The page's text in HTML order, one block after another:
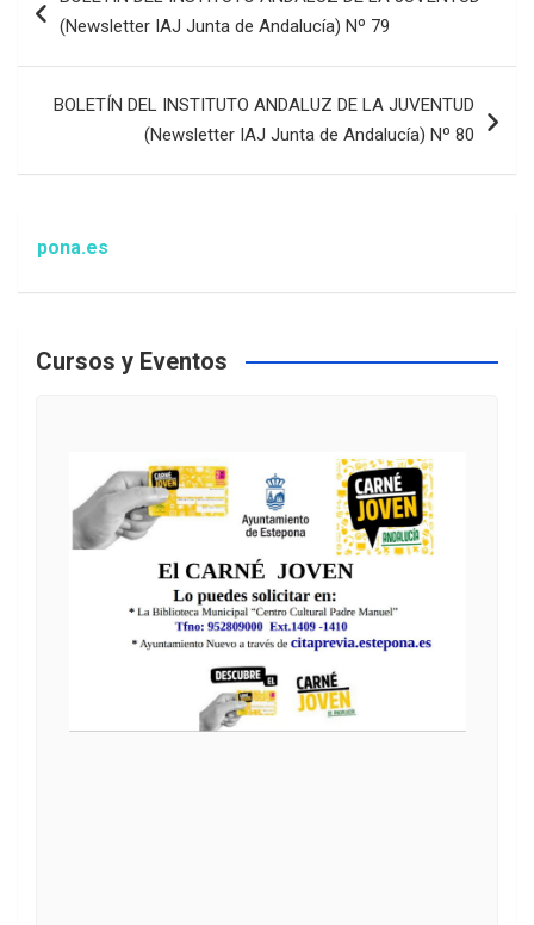
de
(Newsletter IAJ Junta de Andalucía) Nº 79
BOLETÍN DEL INSTITUTO ANDALUZ DE LA JUVENTUD
(Newsletter IAJ Junta de Andalucía) Nº 80
Cursos y Eventos